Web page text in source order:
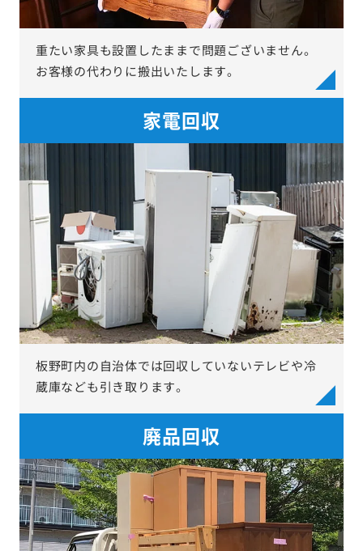
重たい家具も設置したままで問題ございません。
お客様の代わりに搬出いたします。
家電回収
板野町内の自治体では回収していないテレビや冷
蔵庫なども引き取ります。
廃品回収